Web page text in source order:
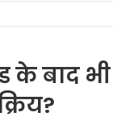
के बाद